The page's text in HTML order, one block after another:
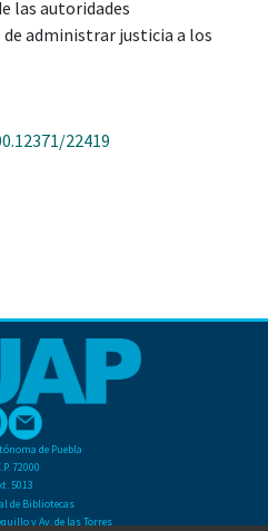
las autoridades
administrar justicia a los
22419
de Puebla
72000
5013
de Bibliotecas
y Av. de las Torres